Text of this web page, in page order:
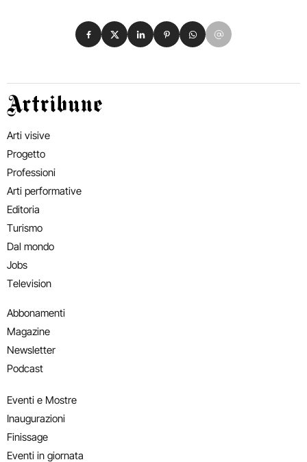
Condividi su Facebook
Condividi su X
Condividi su LinkedIn
Condividi su Pinterest
Condividi su WhatsApp
Condividi su Email
Artribune
Arti visive
Progetto
Professioni
Arti performative
Editoria
Turismo
Dal mondo
Jobs
Television
Abbonamenti
Magazine
Newsletter
Podcast
Eventi e Mostre
Inaugurazioni
Finissage
Eventi in giornata